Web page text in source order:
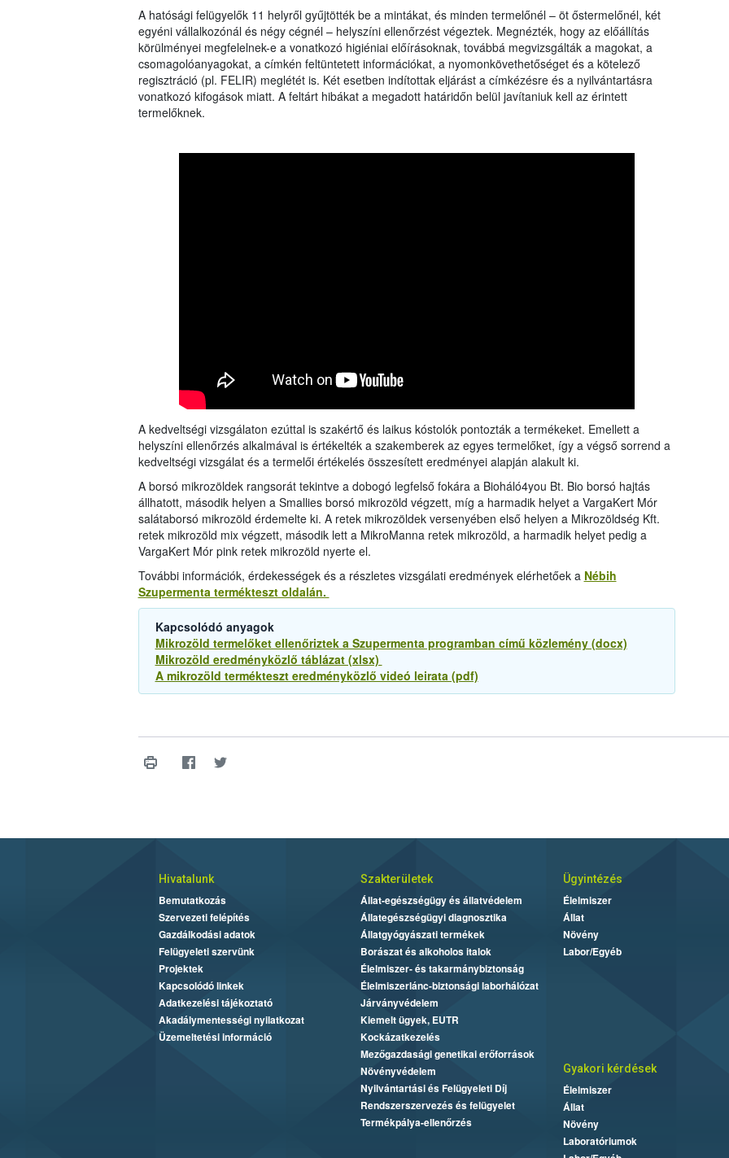
A hatósági felügyelők 11 helyről gyűjtötték be a mintákat, és minden termelőnél – öt őstermelőnél, két
egyéni vállalkozónál és négy cégnél – helyszíni ellenőrzést végeztek. Megnézték, hogy az előállítás
körülményei megfelelnek-e a vonatkozó higiéniai előírásoknak, továbbá megvizsgálták a magokat, a
csomagolóanyagokat, a címkén feltüntetett információkat, a nyomonkövethetőséget és a kötelező
regisztráció (pl. FELIR) meglétét is. Két esetben indítottak eljárást a címkézésre és a nyilvántartásra
vonatkozó kifogások miatt. A feltárt hibákat a megadott határidőn belül javítaniuk kell az érintett
termelőknek.
A kedveltségi vizsgálaton ezúttal is szakértő és laikus kóstolók pontozták a termékeket. Emellett a
helyszíni ellenőrzés alkalmával is értékelték a szakemberek az egyes termelőket, így a végső sorrend a
kedveltségi vizsgálat és a termelői értékelés összesített eredményei alapján alakult ki.
A borsó mikrozöldek rangsorát tekintve a dobogó legfelső fokára a Bioháló4you Bt. Bio borsó hajtás
állhatott, második helyen a Smallies borsó mikrozöld végzett, míg a harmadik helyet a VargaKert Mór
salátaborsó mikrozöld érdemelte ki. A retek mikrozöldek versenyében első helyen a Mikrozöldség Kft.
retek mikrozöld mix végzett, második lett a MikroManna retek mikrozöld, a harmadik helyet pedig a
VargaKert Mór pink retek mikrozöld nyerte el.
További információk, érdekességek és a részletes vizsgálati eredmények elérhetőek a Nébih
Szupermenta termékteszt oldalán.
Kapcsolódó anyagok
Mikrozöld termelőket ellenőriztek a Szupermenta programban című közlemény (docx)
Mikrozöld eredményközlő táblázat (xlsx)
A mikrozöld termékteszt eredményközlő videó leirata (pdf)
Hivatalunk
Bemutatkozás
Szervezeti felépítés
Gazdálkodási adatok
Felügyeleti szervünk
Projektek
Kapcsolódó linkek
Adatkezelési tájékoztató
Akadálymentességi nyilatkozat
Üzemeltetési információ
Szakterületek
Állat-egészségügy és állatvédelem
Állategészségügyi diagnosztika
Állatgyógyászati termékek
Borászat és alkoholos italok
Élelmiszer- és takarmánybiztonság
Élelmiszerlánc-biztonsági laborhálózat
Járványvédelem
Kiemelt ügyek, EUTR
Kockázatkezelés
Mezőgazdasági genetikai erőforrások
Növényvédelem
Nyilvántartási és Felügyeleti Díj
Rendszerszervezés és felügyelet
Termékpálya-ellenőrzés
Ügyintézés
Élelmiszer
Állat
Növény
Labor/Egyéb
Gyakori kérdések
Élelmiszer
Állat
Növény
Laboratóriumok